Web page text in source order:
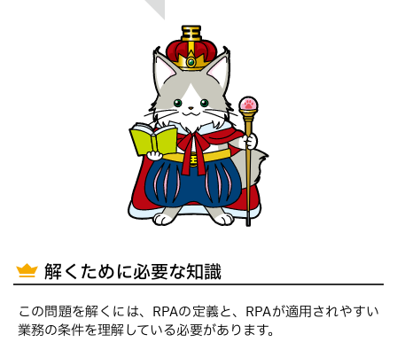
解くために必要な知識
この問題を解くには、RPAの定義と、RPAが適用されやすい
業務の条件を理解している必要があります。